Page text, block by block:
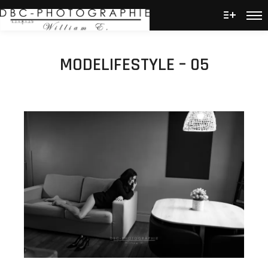
Plus
MODELIFESTYLE – 05